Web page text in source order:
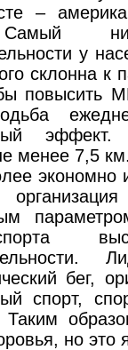
–
у
склонна к
повысить
менее 7,5
экономно
бег,
спорт,
Таким
но